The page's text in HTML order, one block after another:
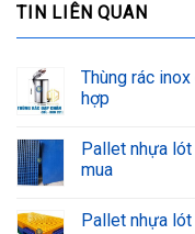
TIN LIÊN QUAN
Thùng rác
hợp
Pallet nhựa
mua
Pallet nhựa